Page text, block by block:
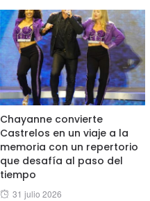
Chayanne convierte
Castrelos en un viaje a la
memoria con un repertorio
que desafía al paso del
tiempo
Posted
31 julio 2026